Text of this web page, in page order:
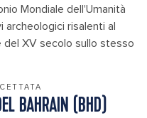
Mondiale dell'Umanità
archeologici risalenti al
XV secolo sullo stesso
BAHRAIN (BHD)